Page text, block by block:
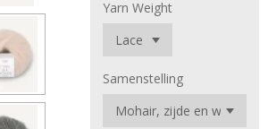
Yarn Weight
Samenstelling